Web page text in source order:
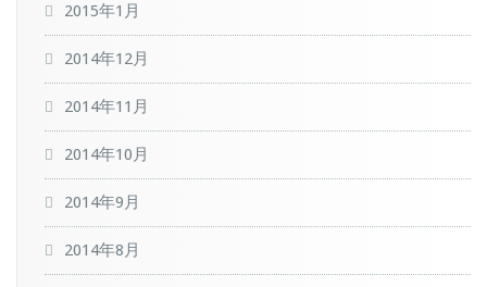
2015年1月
2014年12月
2014年11月
2014年10月
2014年9月
2014年8月